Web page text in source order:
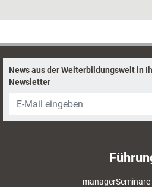
News aus der Weiterbildungswelt in
Newsletter